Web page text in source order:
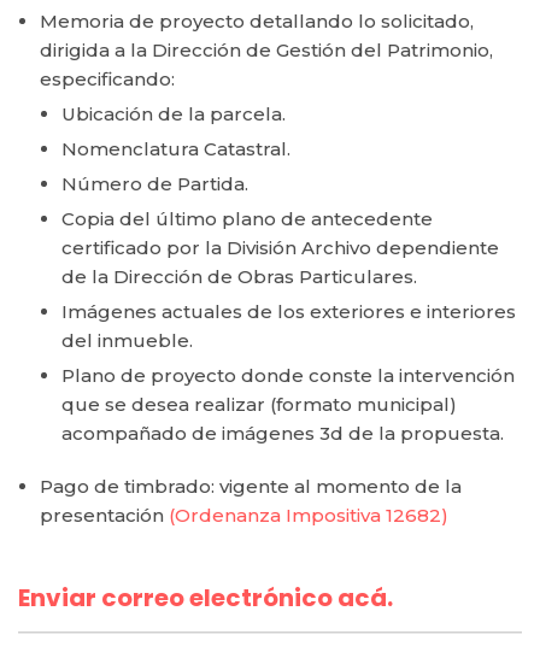
Memoria de proyecto detallando lo solicitado,
dirigida a la Dirección de Gestión del Patrimonio,
especificando:
Ubicación de la parcela.
Nomenclatura Catastral.
Número de Partida.
Copia del último plano de antecedente
certificado por la División Archivo dependiente
de la Dirección de Obras Particulares.
Imágenes actuales de los exteriores e interiores
del inmueble.
Plano de proyecto donde conste la intervención
que se desea realizar (formato municipal)
acompañado de imágenes 3d de la propuesta.
Pago de timbrado: vigente al momento de la
presentación (Ordenanza Impositiva 12682)
Enviar correo electrónico acá.